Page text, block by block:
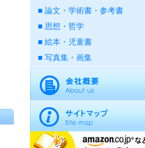
論文・学術書・参考書
思想・哲学
絵本・児童書
写真集・画集